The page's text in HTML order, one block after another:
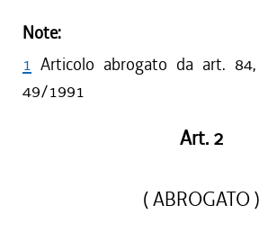
Note:
1 Articolo abrogato da art.
49/1991
Art. 2
( ABROGATO )